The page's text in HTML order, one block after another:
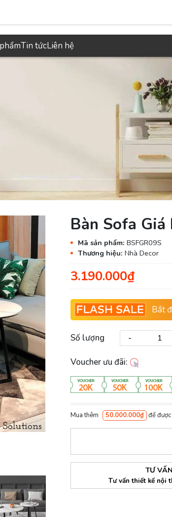
Tin tứcLiên hệ
Bàn Sofa Giá
Mã sản phẩm: BSFGR09S
Thương hiệu: Nhà Decor
3.190.000₫
Bắt
Số lượng -
Voucher ưu đãi:
Mua thêm 50.000.000₫ để được
TƯ VẤN
Tư vấn thiết kế nội